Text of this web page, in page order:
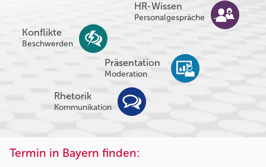
Konflikte
Beschwerden
HR-Wissen
Personalgespräche
Präsentation
Moderation
Rhetorik
Kommunikation
Termin in Bayern finden: